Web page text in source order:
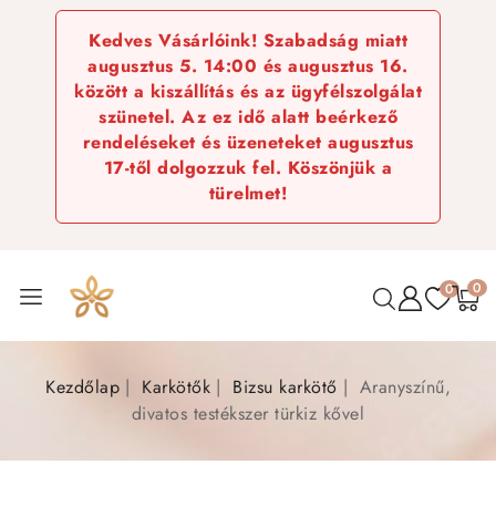
Kedves Vásárlóink! Szabadság miatt
augusztus 5. 14:00 és augusztus 16.
között a kiszállítás és az ügyfélszolgálat
szünetel. Az ez idő alatt beérkező
rendeléseket és üzeneteket augusztus
17-től dolgozzuk fel. Köszönjük a
türelmet!
0 0
Kezdőlap Karkötők Bizsu karkötő
Aranyszínű,
divatos testékszer türkiz kővel